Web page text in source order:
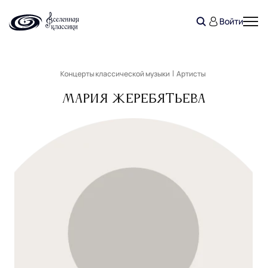
Войти
Концерты классической музыки Артисты
Мария Жеребятьева